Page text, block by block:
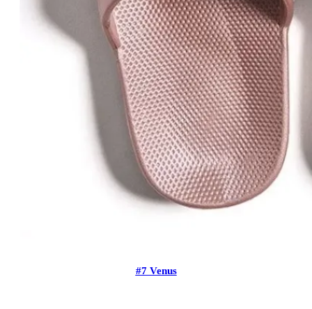
#7 Venus